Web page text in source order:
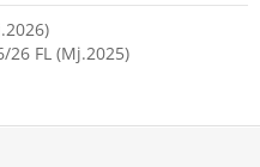
26 FL (Mj.2025)